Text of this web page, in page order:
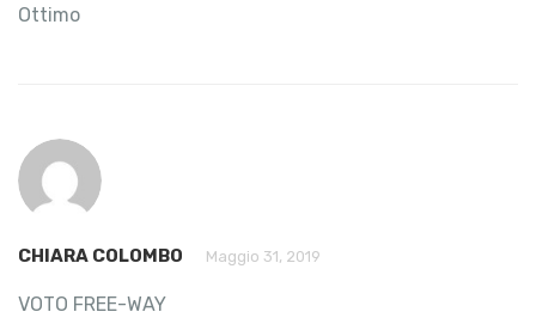
Ottimo
CHIARA COLOMBO Maggio 31, 2019
VOTO FREE-WAY